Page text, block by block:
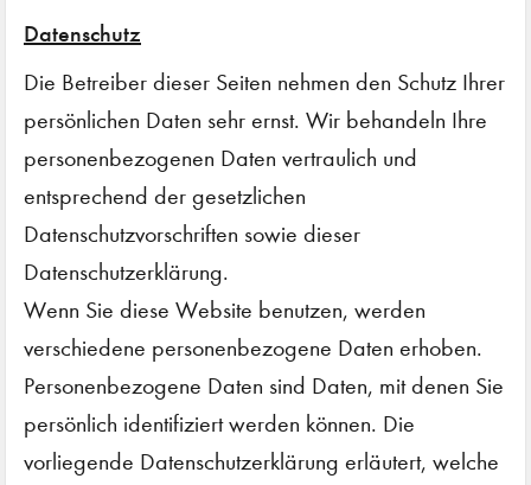
Datenschutz
Die Betreiber dieser Seiten nehmen den Schutz Ihrer
persönlichen Daten sehr ernst. Wir behandeln Ihre
personenbezogenen Daten vertraulich und
entsprechend der gesetzlichen
Datenschutzvorschriften sowie dieser
Datenschutzerklärung.
Wenn Sie diese Website benutzen, werden
verschiedene personenbezogene Daten erhoben.
Personenbezogene Daten sind Daten, mit denen Sie
persönlich identifiziert werden können. Die
vorliegende Datenschutzerklärung erläutert, welche